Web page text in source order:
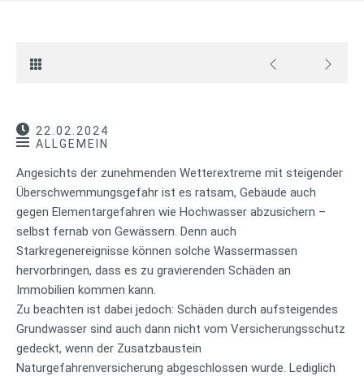
22.02.2024
ALLGEMEIN
Angesichts der zunehmenden Wetterextreme mit steigender
Überschwemmungsgefahr ist es ratsam, Gebäude auch
gegen Elementargefahren wie Hochwasser abzusichern –
selbst fernab von Gewässern. Denn auch
Starkregenereignisse können solche Wassermassen
hervorbringen, dass es zu gravierenden Schäden an
Immobilien kommen kann.
Zu beachten ist dabei jedoch: Schäden durch aufsteigendes
Grundwasser sind auch dann nicht vom Versicherungsschutz
gedeckt, wenn der Zusatzbaustein
Naturgefahrenversicherung abgeschlossen wurde. Lediglich